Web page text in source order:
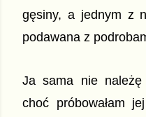
gęsiny, a jednym z
podawana z
Ja sama nie należę
choć próbowałam